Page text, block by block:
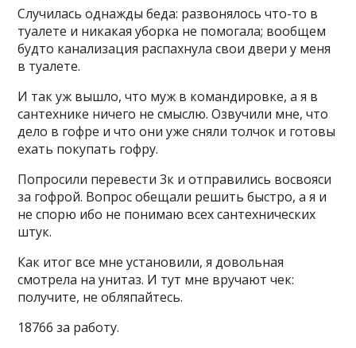
Случилась однажды беда: развонялось что-то в
туалете и никакая уборка не помогала; вообщем
будто канализация распахнула свои двери у меня
в туалете.
И так уж вышло, что муж в командировке, а я в
сантехнике ничего не смыслю. Озвучили мне, что
дело в гофре и что они уже сняли толчок и готовы
ехать покупать гофру.
Попросили перевести 3к и отправились восвояси
за гофрой. Вопрос обещали решить быстро, а я и
не спорю ибо не понимаю всех сантехнических
штук.
Как итог все мне установили, я довольная
смотрела на унитаз. И тут мне вручают чек:
получите, не обляпайтесь.
18766 за работу.